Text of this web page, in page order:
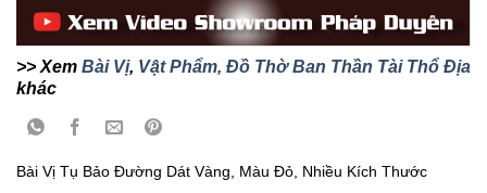
>> Xem Bài Vị, Vật Phẩm, Đồ Thờ Ban Thần Tài Thổ Địa
khác
Bài Vị Tụ Bảo Đường Dát Vàng, Màu Đỏ, Nhiều Kích Thước